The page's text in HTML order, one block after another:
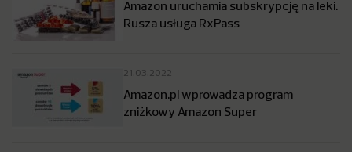
Amazon uruchamia subskrypcję na leki.
Rusza usługa RxPass
21.03.2022
Amazon.pl wprowadza program
zniżkowy Amazon Super